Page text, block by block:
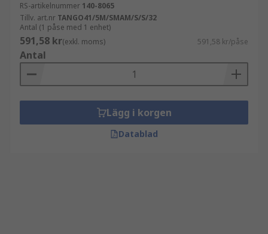
RS-artikelnummer 140-8065
Tillv. art.nr TANGO41/5M/SMAM/S/S/32
Antal (1 påse med 1 enhet)
591,58 kr(exkl. moms) 591,58 kr/påse
Antal
Lägg i korgen
Datablad